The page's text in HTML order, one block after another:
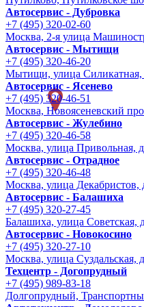
Автосервис - Дубровка
+7 (495) 320-02-60
Москва, 2-я улица
Автосервис - Мытищи
+7 (495) 320-46-20
Мытищи, улица Силикатная,
Автосервис - Ясенево
+7 (495) 320-46-51
Москва, Новоясеневский
Автосервис - Жулебино
+7 (495) 320-46-58
Москва, улица Привольная,
Автосервис - Отрадное
+7 (495) 320-46-48
Москва, улица Декабристов,
Автосервис - Балашиха
+7 (495) 320-27-45
Балашиха, улица Советская,
Автосервис - Новокосино
+7 (495) 320-27-10
Москва, улица Суздальская,
Техцентр - Догопрудный
+7 (495) 989-83-18
Долгопрудный,